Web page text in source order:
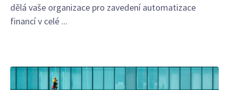
dělá vaše organizace pro zavedení automatizace
financí v celé ...